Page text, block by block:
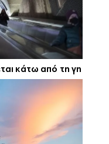
κάτω από τη γη